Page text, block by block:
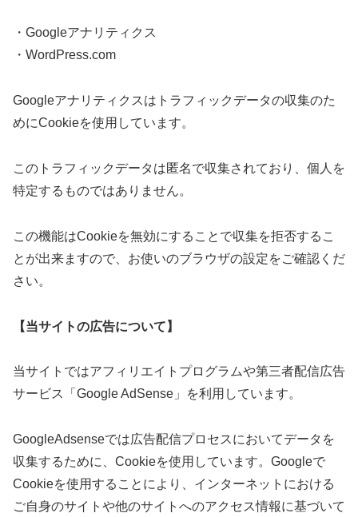
・Googleアナリティクス
・WordPress.com
Googleアナリティクスはトラフィックデータの収集のた
めにCookieを使用しています。
このトラフィックデータは匿名で収集されており、個人を
特定するものではありません。
この機能はCookieを無効にすることで収集を拒否するこ
とが出来ますので、お使いのブラウザの設定をご確認くだ
さい。
【当サイトの広告について】
当サイトではアフィリエイトプログラムや第三者配信広告
サービス「Google AdSense」を利用しています。
GoogleAdsenseでは広告配信プロセスにおいてデータを
収集するために、Cookieを使用しています。Googleで
Cookieを使用することにより、インターネットにおける
ご自身のサイトや他のサイトへのアクセス情報に基づいて